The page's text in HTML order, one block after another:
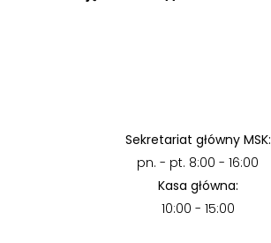
Sekretariat główny MSK:
pn. - pt. 8:00 - 16:00
Kasa główna:
10:00 - 15:00